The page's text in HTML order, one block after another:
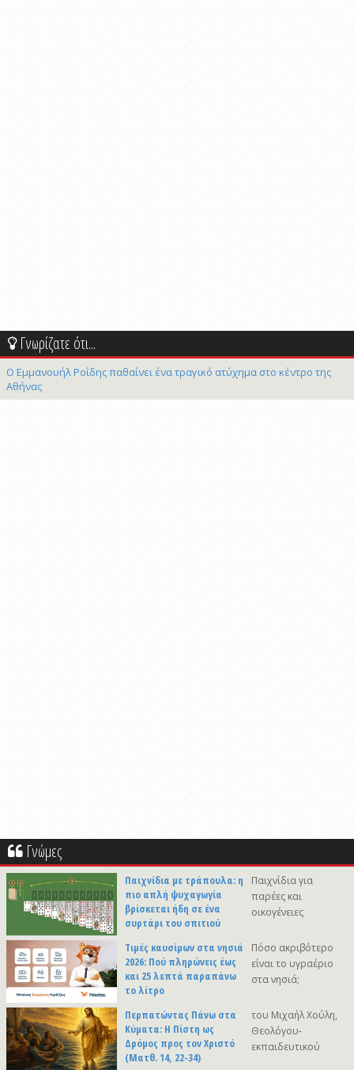
Γνωρίζατε ότι...
Ο Εμμανουήλ Ροΐδης παθαίνει ένα τραγικό ατύχημα στο κέντρο της
Αθήνας
Γνώμες
Παιχνίδια με τράπουλα: η
πιο απλή ψυχαγωγία
βρίσκεται ήδη σε ένα
συρτάρι του σπιτιού
Παιχνίδια για
παρέες και
οικογένειες
Τιμές καυσίμων στα νησιά
2026: Πού πληρώνεις έως
και 25 λεπτά παραπάνω
το λίτρο
Πόσο ακριβότερο
είναι το υγραέριο
στα νησιά;
Περπατώντας Πάνω στα
Κύματα: Η Πίστη ως
Δρόμος προς τον Χριστό
(Ματθ. 14, 22-34)
του Μιχαήλ Χούλη,
Θεολόγου-
εκπαιδευτικού